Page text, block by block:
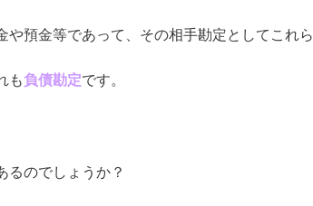
や預金等であって、その相手勘定としてこれ
も負債勘定です。
るのでしょうか？